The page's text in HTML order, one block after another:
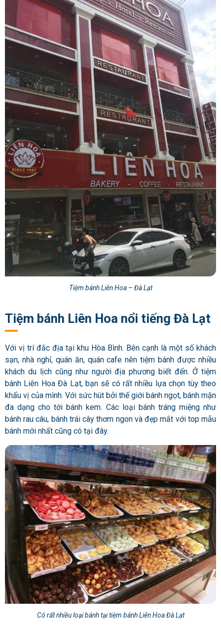
Tiệm bánh Liên Hoa – Đà Lạt
Tiệm bánh Liên Hoa nổi tiếng Đà Lạt
Với vị trí đắc địa tại khu Hòa Bình. Bên cạnh là một số khách
sạn, nhà nghỉ, quán ăn, quán cafe nên tiệm bánh được nhiều
khách du lịch cũng như người địa phương biết đến. Ở tiệm
bánh Liên Hoa Đà Lạt, bạn sẽ có rất nhiều lựa chọn tùy theo
khẩu vị của mình. Với sức hút bởi thế giới bánh ngọt, bánh mặn
đa dạng cho tới bánh kem. Các loại bánh tráng miệng như
bánh rau câu, bánh trái cây thơm ngon và đẹp mắt với top mẫu
bánh mới nhất cũng có tại đây.
Có rất nhiều loại bánh tại tiệm bánh Liên Hoa Đà Lạt